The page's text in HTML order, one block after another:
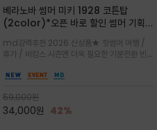
베라노바 썸머 미키 1928 코튼탑
(2color)*오픈 바로 할인 썸머 기획
★ 한정수량 제작 ★ 오가닉 코튼으로
빈티지 프린트로 여름 하의와 모두 잘어
울리는 그래픽
md강력추천 2026 신상품★ 핫썸머 여행 /
휴가 / 바캉스 시즌엔 더욱 필요한 기분전환 빈티
키 컬러 위에 빈티지한 크랙 효과의 레트로 감성
완성
59,000원
34,000원 42%